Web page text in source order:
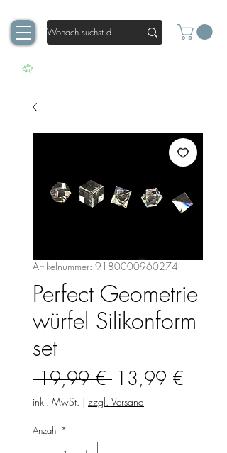
Artikelnummer: 9180000960274
Perfect Geometrie
würfel Silikonform
set
19,99 € Standardpreis
13,99 €
inkl. MwSt. | zzgl. Versand
Anzahl *